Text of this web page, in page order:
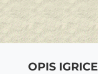
OPIS IGRICE